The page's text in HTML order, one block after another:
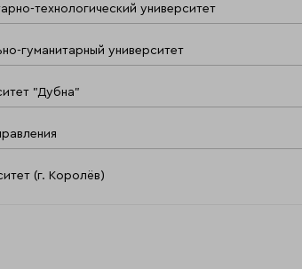
технологический университет
гуманитарный университет
"Дубна"
(г. Королёв)